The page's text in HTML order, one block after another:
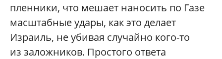
пленники, что мешает наносить по Газе
масштабные удары, как это делает
Израиль, не убивая случайно кого-то
из заложников. Простого ответа